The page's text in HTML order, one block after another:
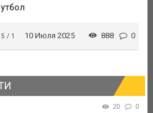
5 / 1 10 Июля 2025 888 0
20 0